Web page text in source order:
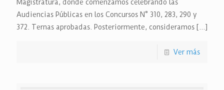
Magistratura, donde comenzamos celebrando las
Audiencias Públicas en los Concursos N° 310, 283, 290 y
372. Ternas aprobadas. Posteriormente, consideramos […]
Ver más